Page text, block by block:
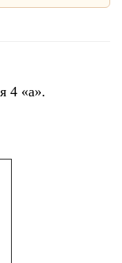
4 «а».